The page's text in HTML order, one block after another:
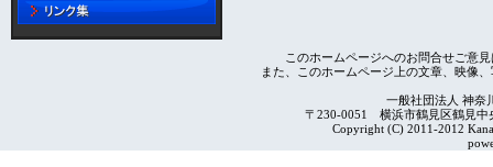
このホームページへのお問合せご意
また、このホームページ上の文章、映像
一般社団法人 神奈
〒230-0051 横浜市鶴見区鶴見
Copyright (C) 2011-2012